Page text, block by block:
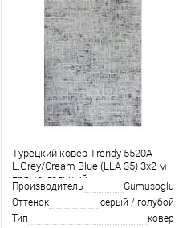
Турецкий ковер Trendy 5520A
L.Grey/Cream Blue (LLA 35) 3x2 м
прямоугольный
Производитель
Gumusoglu
Оттенок
серый / голубой
Тип
ковер